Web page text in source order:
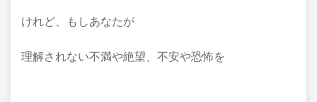
けれど、もしあなたが
理解されない不満や絶望、不安や恐怖を